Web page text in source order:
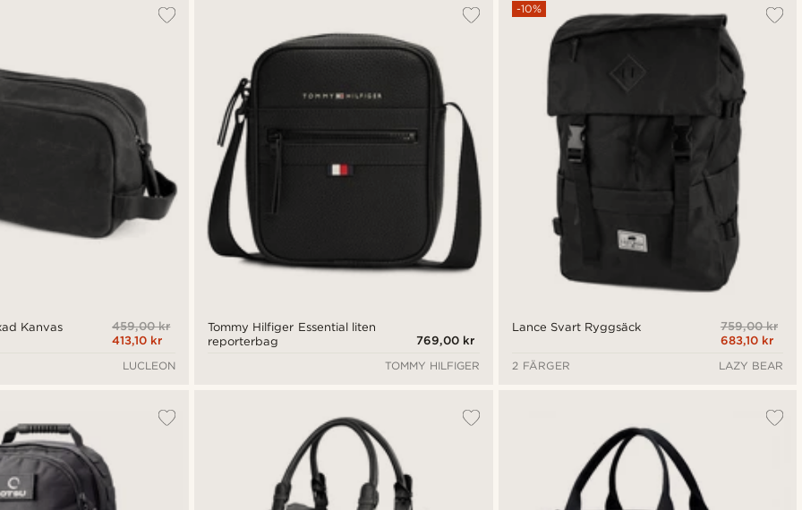
Kanvas
459,00 kr
413,10 kr
LUCLEON
Tommy Hilfiger Essential liten
reporterbag
769,00 kr
TOMMY HILFIGER
Lance Svart Ryggsäck
-10%
759,00 kr
683,10 kr
2 FÄRGER
LAZY BEAR